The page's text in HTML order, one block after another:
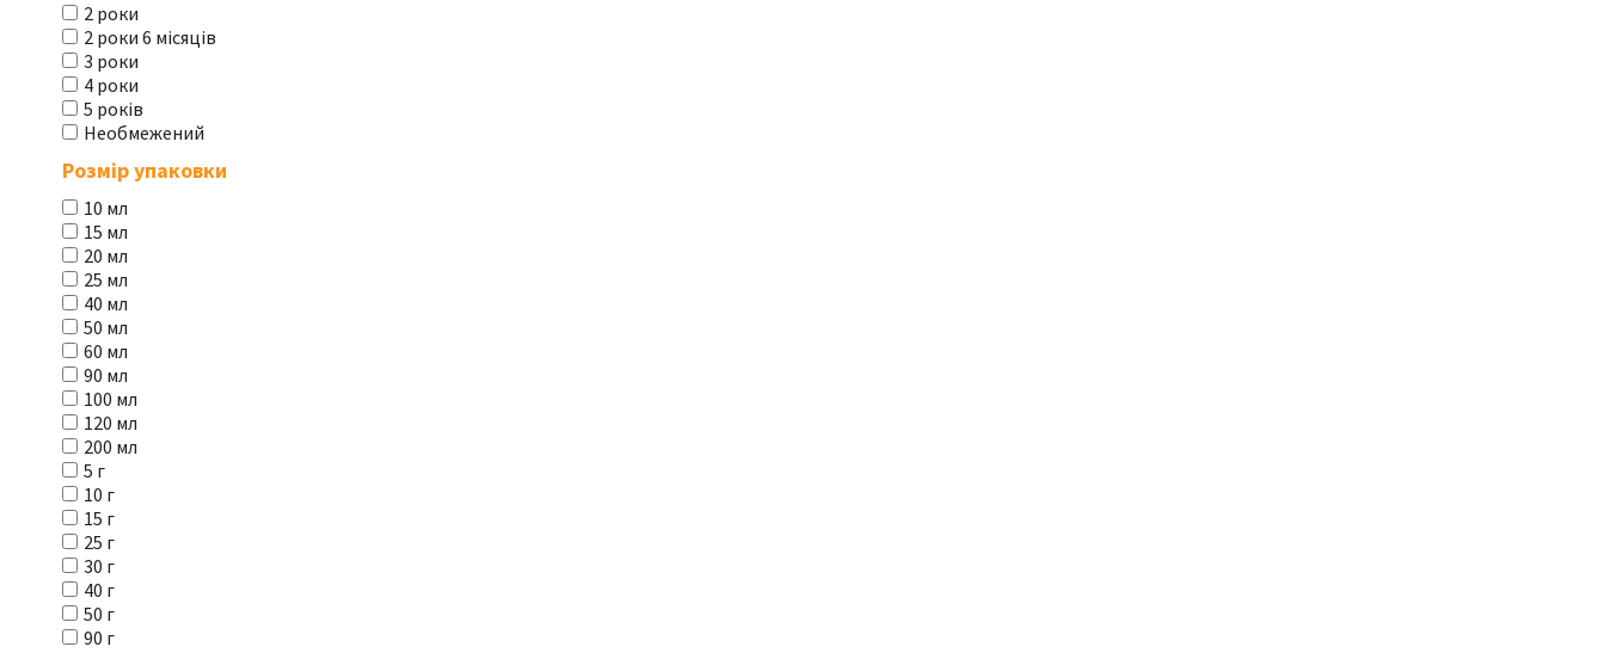
2 роки
2 роки 6 місяців
3 роки
4 роки
5 років
Необмежений
Розмір упаковки
10 мл
15 мл
20 мл
25 мл
40 мл
50 мл
60 мл
90 мл
100 мл
120 мл
200 мл
5 г
10 г
15 г
25 г
30 г
40 г
50 г
90 г